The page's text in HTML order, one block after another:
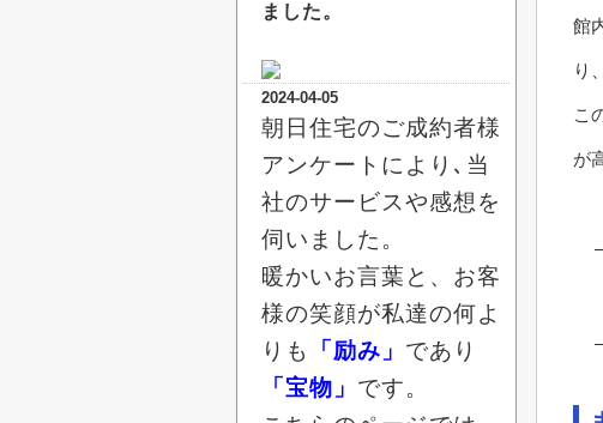
館
り
こ
が
ました。
2024-04-05
朝日住宅のご成約者様
アンケートにより､当
社のサービスや感想を
伺いました。
暖かいお言葉と、お客
様の笑顔が私達の何よ
りも
「励み」 であり
「宝物」 です。